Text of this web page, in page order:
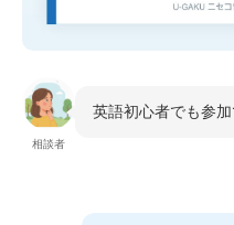
相談者
英語初心者でも参